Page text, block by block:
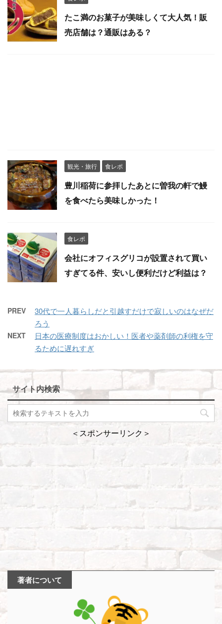
たこ満のお菓子が美味しくて大人気！販
売店舗は？通販はある？
観光・旅行 食レポ
豊川稲荷に参拝したあとに曽我の軒で鰻
を食べたら美味しかった！
食レポ
会社にオフィスグリコが設置されて買い
すぎてる件、安いし便利だけど利益は？
PREV
30代で一人暮らしだと引越すだけで寂しいのはなぜだ
ろう
NEXT
日本の医療制度はおかしい！医者や薬剤師の利権を守
るために遅れすぎ
サイト内検索
＜スポンサーリンク＞
著者について